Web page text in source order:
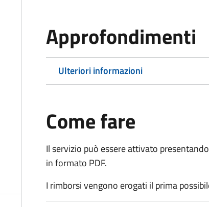
Approfondimenti
Ulteriori informazioni
Come fare
Il servizio può essere attivato
in formato PDF.
I rimborsi vengono erogati il prima